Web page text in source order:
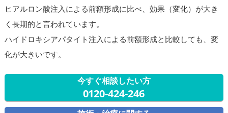
ヒアルロン酸注入による前額形成に比べ、効果（変化）が大き
く長期的と言われています。
ハイドロキシアパタイト注入による前額形成と比較しても、変
化が大きいです。
今すぐ相談したい方
0120-424-246